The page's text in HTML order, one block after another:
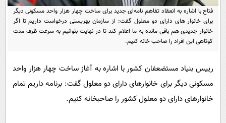
باشگاه مغز
مجله تصویری سلاح
اقتصاد
ورزش
فناوری
گوناگون
عصر ایران 2
خواندنی ها و دیدنی ها
داستان کوتاه
آشپزی
آموزش زبان
فتاح با اشاره به انعقاد تفاهم نامه‌ای جدید برای ساخت چهار هزار واحد مسکونی دیگر
برای خانوار های دارای دو معلول گفت: از سازمان بهزیستی درخواست داریم تا اگر
خانوار جدیدی هم باقی مانده به ما اعلام کند تا در نهایت بتوانیم به سرعت ظرف مدت
کوتاهی این افراد را صاحب خانه کنیم.
رییس بنیاد مستضعفان کشور با اشاره به آغاز ساخت چهار هزار واحد
مسکونی دیگر برای خانوارهای دارای دو معلول گفت: برنامه داریم تمام
خانوارهای دارای دو معلول کشور را صاحبخانه کنیم.